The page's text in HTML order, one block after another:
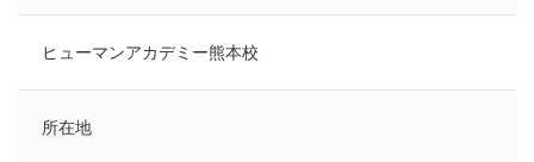
ヒューマンアカデミー熊本校
所在地